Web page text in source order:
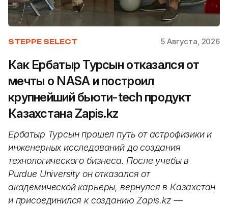
STEPPE SELECT 5 Августа, 2026
Как Ербатыр Турсын отказался от
мечты о NASA и построил
крупнейший бьюти-tech продукт
Казахстана Zapis.kz
Ербатыр Турсын прошел путь от астрофизики и
инженерных исследований до создания
технологического бизнеса. После учебы в
Purdue University он отказался от
академической карьеры, вернулся в Казахстан
и присоединился к созданию Zapis.kz —